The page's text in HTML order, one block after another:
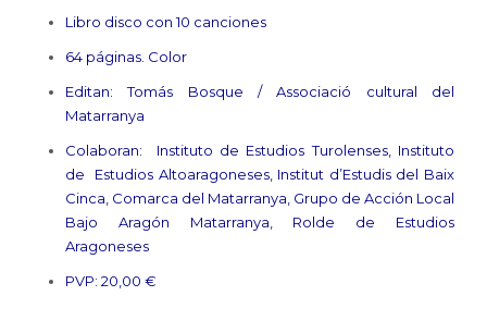
Libro disco con 10 canciones
64 páginas. Color
Editan: Tomás Bosque / Associació cultural del
Matarranya
Colaboran: Instituto de Estudios Turolenses, Instituto
de Estudios Altoaragoneses, Institut d’Estudis del Baix
Cinca, Comarca del Matarranya, Grupo de Acción Local
Bajo Aragón Matarranya, Rolde de Estudios
Aragoneses
PVP: 20,00 €